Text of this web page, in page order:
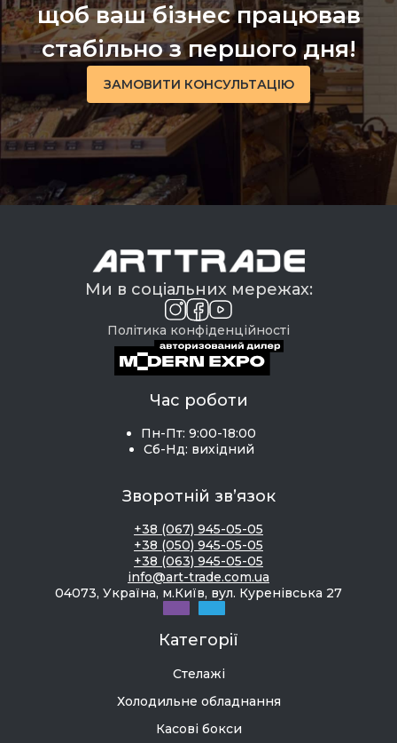
щоб ваш бізнес працював
стабільно з першого дня!
ЗАМОВИТИ КОНСУЛЬТАЦІЮ
Ми в соціальних мережах:
Політика конфіденційності
Час роботи
Пн-Пт: 9:00-18:00
Сб-Нд: вихідний
Зворотній зв’язок
+38 (067) 945-05-05
+38 (050) 945-05-05
+38 (063) 945-05-05
info@art-trade.com.ua
04073, Україна, м.Київ, вул. Куренівська 27
Категорії
Стелажі
Холодильне обладнання
Касові бокси